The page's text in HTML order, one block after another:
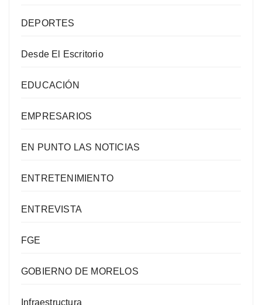
DEPORTES
Desde El Escritorio
EDUCACIÓN
EMPRESARIOS
EN PUNTO LAS NOTICIAS
ENTRETENIMIENTO
ENTREVISTA
FGE
GOBIERNO DE MORELOS
Infraestructura